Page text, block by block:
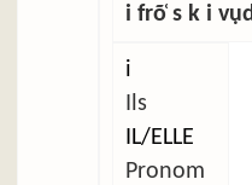
i frõ̜ s k i
i
Ils
IL/ELLE
Pronom